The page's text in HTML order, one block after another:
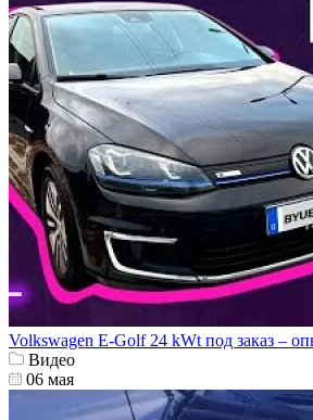
Volkswagen E-Golf 24 kWt под заказ –
Видео
06 мая